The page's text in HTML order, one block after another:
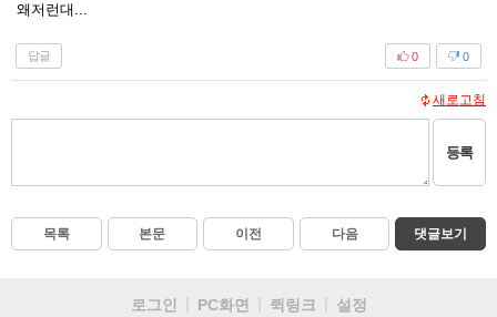
왜저런대...
답글 0
0
새로고침
등록
목록 본문 이전 다음 댓글보기
로그인 PC화면 퀵링크
설정